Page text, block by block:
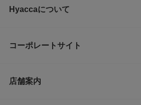
Hyaccaについて
コーポレートサイト
店舗案内